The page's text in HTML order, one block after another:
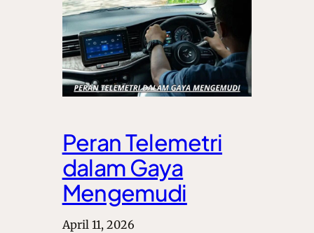
Peran Telemetri
dalam Gaya
Mengemudi
April 11, 2026